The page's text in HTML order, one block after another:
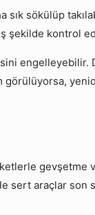
sık sökülüp
şekilde kontrol
engelleyebilir.
görülüyorsa,
gevşetme
sert araçlar son